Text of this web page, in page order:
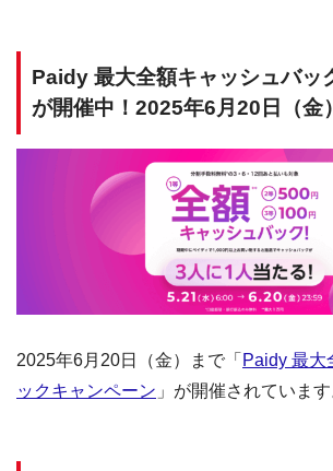
Paidy 最大全額キャッシュバッ
が開催中！2025年6月20日（金
2025年6月20日（金）まで「 Paidy 最大
ックキャンペーン 」が開催されています